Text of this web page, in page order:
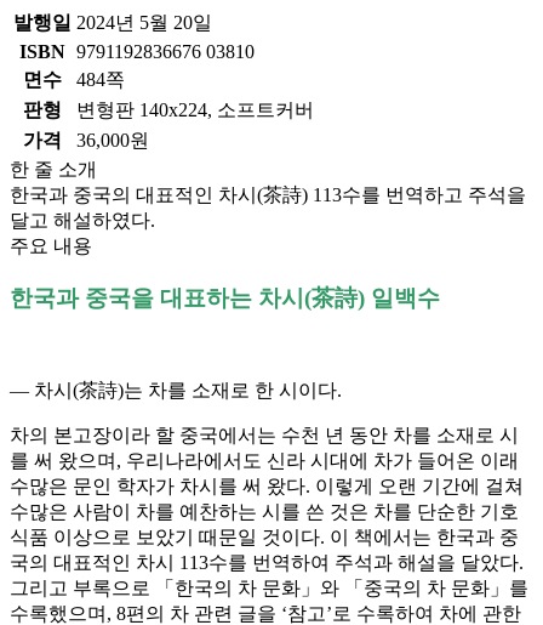
발행일 2024년 5월 20일
ISBN 9791192836676 03810
면수
484쪽
판형
변형판 140x224, 소프트커버
가격
36,000원
한 줄 소개
한국과 중국의 대표적인 차시(茶詩) 113수를 번역하고 주석을
달고 해설하였다.
주요 내용
한국과 중국을 대표하는 차시(茶詩) 일백수
― 차시(茶詩)는 차를 소재로 한 시이다.
차의 본고장이라 할 중국에서는 수천 년 동안 차를 소재로 시
를 써 왔으며, 우리나라에서도 신라 시대에 차가 들어온 이래
수많은 문인 학자가 차시를 써 왔다. 이렇게 오랜 기간에 걸쳐
수많은 사람이 차를 예찬하는 시를 쓴 것은 차를 단순한 기호
식품 이상으로 보았기 때문일 것이다. 이 책에서는 한국과 중
국의 대표적인 차시 113수를 번역하여 주석과 해설을 달았다.
그리고 부록으로 「한국의 차 문화」와 「중국의 차 문화」를
수록했으며, 8편의 차 관련 글을 ‘참고’로 수록하여 차에 관한